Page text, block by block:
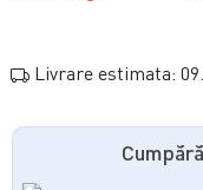
Livrare estimata: